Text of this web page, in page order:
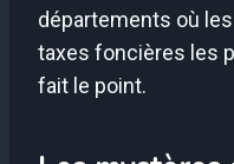
départements où
taxes foncières les
fait le point.